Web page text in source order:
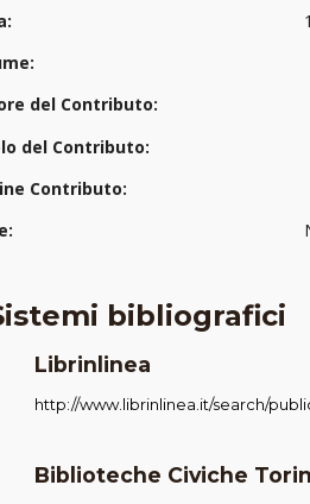
del Contributo:
del Contributo:
Contributo:
bibliografici
Librinlinea
http://www.librinlinea.it/search/
Biblioteche Civiche